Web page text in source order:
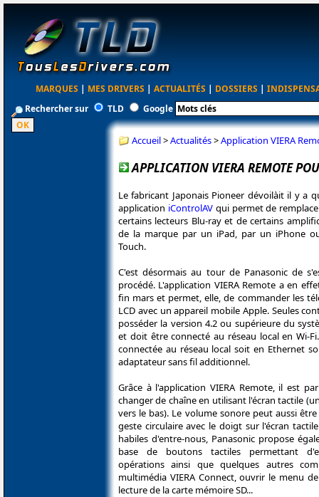
MARQUES | MES DRIVERS | ACTUALITÉS | DOSSIERS |
Rechercher sur
TLD Google
Accueil>Actualités>Application VIERA
APPLICATION VIERA REMOTE
Le fabricant Japonais Pioneer dévoilàit il y a
application iControlAVqui permet de
certains lecteurs Blu-ray et de certains
de la marque par un iPad, par un iPhone
Touch.
C'est désormais au tour de Panasonic de
procédé. L'application VIERA Remote a en
fin mars et permet, elle, de commander les
LCD avec un appareil mobile Apple. Seules
posséder la version 4.2 ou supérieure du
et doit être connecté au réseau local en Wi-
connectée au réseau local soit en Ethernet
adaptateur sans fil additionnel.
Grâce à l'application VIERA Remote, il est
changer de chaîne en utilisant l'écran tactile
vers le bas). Le volume sonore peut aussi
geste circulaire avec le doigt sur l'écran
habiles d'entre-nous, Panasonic propose
base de boutons tactiles permettant
opérations ainsi que quelques autres
multimédia VIERA Connect, ouvrir le menu
lecture de la carte mémoire SD...